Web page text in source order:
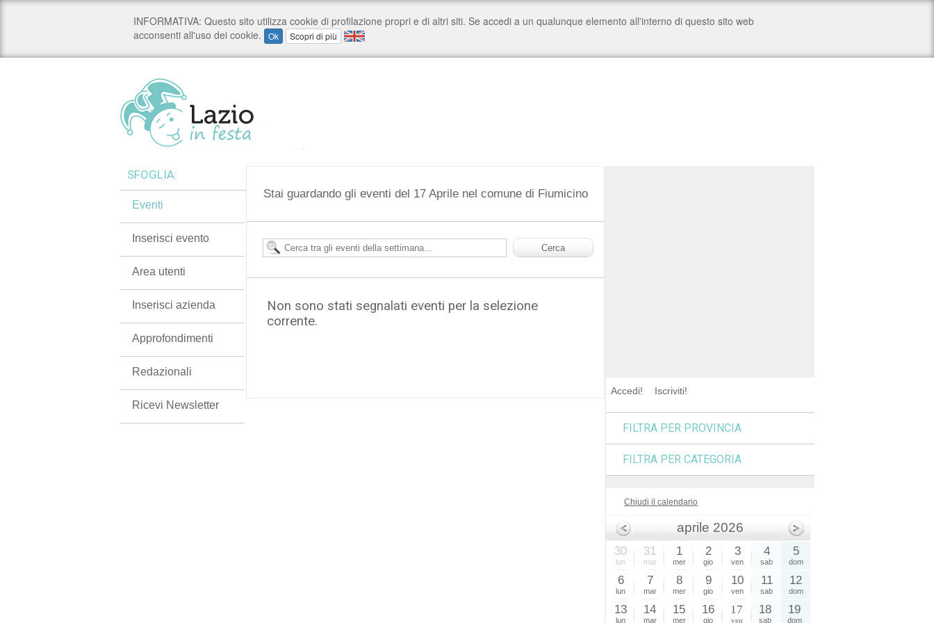
Stai guardando gli eventi del 17 Aprile nel comune di Fiumicino
Non sono stati segnalati eventi per la selezione
corrente.
SFOGLIA:
Eventi
Inserisci evento
Area utenti
Inserisci azienda
Approfondimenti
Redazionali
Ricevi Newsletter
Accedi! Iscriviti!
FILTRA PER PROVINCIA
FILTRA PER CATEGORIA
Chiudi il calendario
aprile 2026
30
lun
31
mar
1
mer
2
gio
3
ven
4
sab
5
dom
6
lun
7
mar
8
mer
9
gio
10
ven
11
sab
12
dom
13
lun
14
mar
15
mer
16
gio
17
ven
18
sab
19
dom